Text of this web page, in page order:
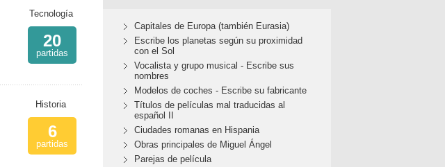
Tecnología
20
partidas
Historia
6
partidas
Capitales de Europa (también Eurasia)
Escribe los planetas según su proximidad
con el Sol
Vocalista y grupo musical - Escribe sus
nombres
Modelos de coches - Escribe su fabricante
Títulos de películas mal traducidas al
español II
Ciudades romanas en Hispania
Obras principales de Miguel Ángel
Parejas de película